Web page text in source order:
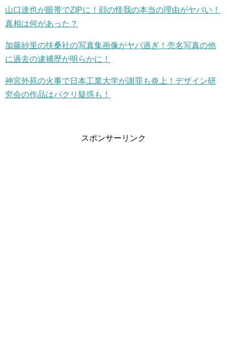
山口達也が眼帯でZIPに！顔の怪我の本当の理由がヤバい！
真相は何があった？
加藤紗里の扶桑社の写真集画像がヤバ過ぎ！売名写真の他
に過去の逮捕歴が明らかに！
神宮外苑の火事で日本工業大学が謝罪も炎上！デザイン研
究会の作品はパクリ疑惑も！
スポンサーリンク